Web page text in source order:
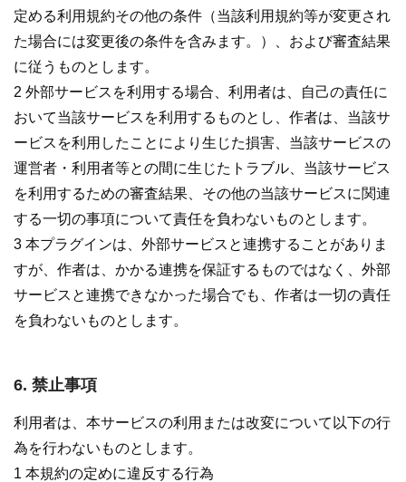
定める利用規約その他の条件（当該利用規約等が変更され
た場合には変更後の条件を含みます。）、および審査結果
に従うものとします。
2 外部サービスを利用する場合、利用者は、自己の責任に
おいて当該サービスを利用するものとし、作者は、当該サ
ービスを利用したことにより生じた損害、当該サービスの
運営者・利用者等との間に生じたトラブル、当該サービス
を利用するための審査結果、その他の当該サービスに関連
する一切の事項について責任を負わないものとします。
3 本プラグインは、外部サービスと連携することがありま
すが、作者は、かかる連携を保証するものではなく、外部
サービスと連携できなかった場合でも、作者は一切の責任
を負わないものとします。
6. 禁止事項
利用者は、本サービスの利用または改変について以下の行
為を行わないものとします。
1 本規約の定めに違反する行為